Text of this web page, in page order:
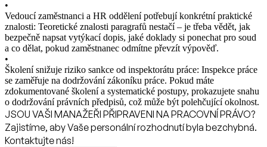
•
Vedoucí zaměstnanci a HR oddělení potřebují konkrétní praktické
znalosti: Teoretické znalosti paragrafů nestačí – je třeba vědět, jak
bezpečně napsat vytýkací dopis, jaké doklady si ponechat pro soud
a co dělat, pokud zaměstnanec odmítne převzít výpověď.
•
Školení snižuje riziko sankce od inspektorátu práce: Inspekce práce
se zaměřuje na dodržování zákoníku práce. Pokud máte
zdokumentované školení a systematické postupy, prokazujete snahu
o dodržování právních předpisů, což může být polehčující okolnost.
JSOU VAŠI MANAŽEŘI PŘIPRAVENI NA PRACOVNÍ PRÁVO?
Zajistíme, aby Vaše personální rozhodnutí byla bezchybná.
Kontaktujte nás!